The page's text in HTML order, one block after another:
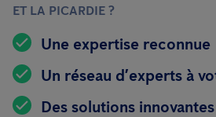
ET LA PICARDIE ?
Une expertise reconnue
Un réseau d’experts à
Des solutions